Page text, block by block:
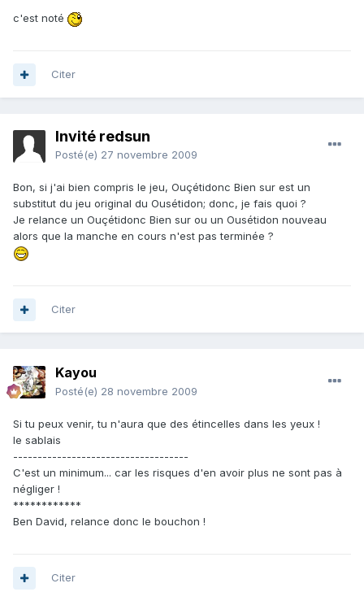
c'est noté
Citer
Invité redsun
Posté(e) 27 novembre 2009
Bon, si j'ai bien compris le jeu, Ouçétidonc Bien sur est un
substitut du jeu original du Ousétidon; donc, je fais quoi ?
Je relance un Ouçétidonc Bien sur ou un Ousétidon nouveau
alors que la manche en cours n'est pas terminée ?
Citer
Kayou
Posté(e) 28 novembre 2009
Si tu peux venir, tu n'aura que des étincelles dans les yeux !
le sablais
------------------------------------
C'est un minimum... car les risques d'en avoir plus ne sont pas à
négliger !
************
Ben David, relance donc le bouchon !
Citer